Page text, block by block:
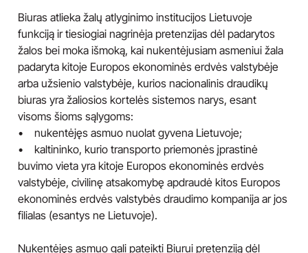
Biuras atlieka žalų atlyginimo institucijos Lietuvoje
funkciją ir tiesiogiai nagrinėja pretenzijas dėl padarytos
žalos bei moka išmoką, kai nukentėjusiam asmeniui žala
padaryta kitoje Europos ekonominės erdvės valstybėje
arba užsienio valstybėje, kurios nacionalinis draudikų
biuras yra žaliosios kortelės sistemos narys, esant
visoms šioms sąlygoms:
• nukentėjęs asmuo nuolat gyvena Lietuvoje;
• kaltininko, kurio transporto priemonės įprastinė
buvimo vieta yra kitoje Europos ekonominės erdvės
valstybėje, civilinę atsakomybę apdraudė kitos Europos
ekonominės erdvės valstybės draudimo kompanija ar jos
filialas (esantys ne Lietuvoje).
Nukentėjęs asmuo gali pateikti Biurui pretenziją dėl